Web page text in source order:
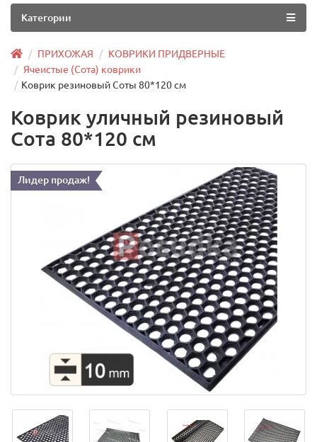
Категории
ПРИХОЖАЯ
КОВРИКИ ПРИДВЕРНЫЕ
Ячеистые (Сота) коврики
Коврик резиновый Соты 80*120 см
Коврик уличный резиновый
Сота 80*120 см
Лидер продаж!